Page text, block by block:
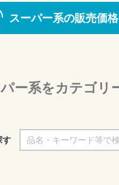
スーパー系の販売価
ー系をカテゴリ
す